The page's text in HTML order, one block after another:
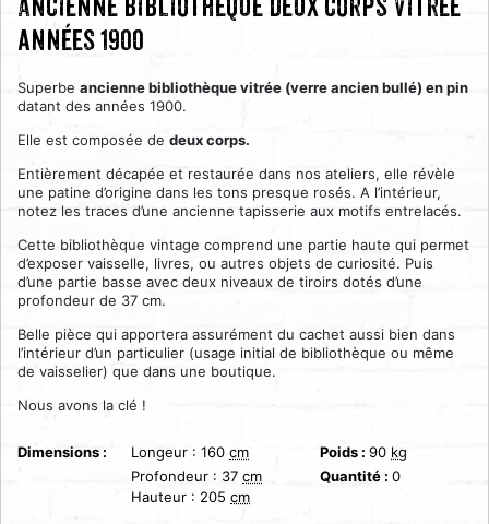
Ancienne bibliothèque deux corps vitrée
années 1900
Superbe ancienne bibliothèque vitrée (verre ancien bullé) en pin
datant des années 1900.
Elle est composée de deux corps.
Entièrement décapée et restaurée dans nos ateliers, elle révèle
une patine d’origine dans les tons presque rosés. A l’intérieur,
notez les traces d’une ancienne tapisserie aux motifs entrelacés.
Cette bibliothèque vintage comprend une partie haute qui permet
d’exposer vaisselle, livres, ou autres objets de curiosité. Puis
d’une partie basse avec deux niveaux de tiroirs dotés d’une
profondeur de 37 cm.
Belle pièce qui apportera assurément du cachet aussi bien dans
l’intérieur d’un particulier (usage initial de bibliothèque ou même
de vaisselier) que dans une boutique.
Nous avons la clé !
Dimensions : Longeur : 160 cm
Profondeur : 37 cm
Hauteur : 205 cm
Poids :90 kg
Quantité :0